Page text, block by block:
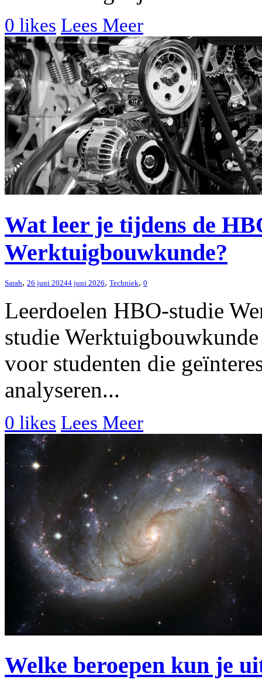
0 likes Lees Meer
Wat leer je tijdens de
Werktuigbouwkunde?
Sarah, 26 juni 20244 juni 2026, Techniek, 0
Leerdoelen HBO-studie
studie
voor studenten die
analyseren...
0 likes Lees Meer
Welke beroepen kun je